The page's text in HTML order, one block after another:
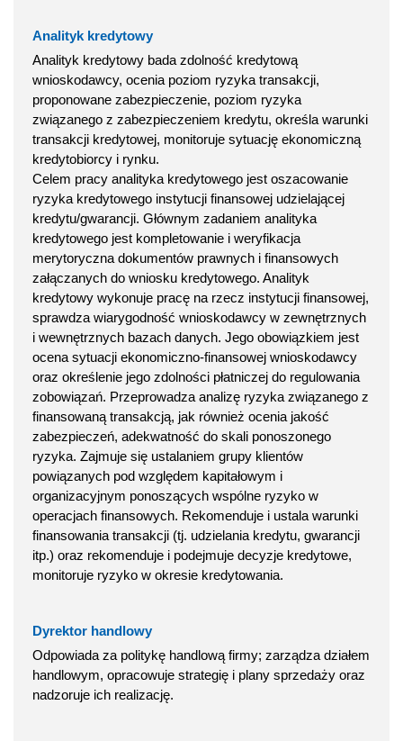
Analityk kredytowy
Analityk kredytowy bada zdolność kredytową
wnioskodawcy, ocenia poziom ryzyka transakcji,
proponowane zabezpieczenie, poziom ryzyka
związanego z zabezpieczeniem kredytu, określa warunki
transakcji kredytowej, monitoruje sytuację ekonomiczną
kredytobiorcy i rynku.
Celem pracy analityka kredytowego jest oszacowanie
ryzyka kredytowego instytucji finansowej udzielającej
kredytu/gwarancji. Głównym zadaniem analityka
kredytowego jest kompletowanie i weryfikacja
merytoryczna dokumentów prawnych i finansowych
załączanych do wniosku kredytowego. Analityk
kredytowy wykonuje pracę na rzecz instytucji finansowej,
sprawdza wiarygodność wnioskodawcy w zewnętrznych
i wewnętrznych bazach danych. Jego obowiązkiem jest
ocena sytuacji ekonomiczno-finansowej wnioskodawcy
oraz określenie jego zdolności płatniczej do regulowania
zobowiązań. Przeprowadza analizę ryzyka związanego z
finansowaną transakcją, jak również ocenia jakość
zabezpieczeń, adekwatność do skali ponoszonego
ryzyka. Zajmuje się ustalaniem grupy klientów
powiązanych pod względem kapitałowym i
organizacyjnym ponoszących wspólne ryzyko w
operacjach finansowych. Rekomenduje i ustala warunki
finansowania transakcji (tj. udzielania kredytu, gwarancji
itp.) oraz rekomenduje i podejmuje decyzje kredytowe,
monitoruje ryzyko w okresie kredytowania.
Dyrektor handlowy
Odpowiada za politykę handlową firmy; zarządza działem
handlowym, opracowuje strategię i plany sprzedaży oraz
nadzoruje ich realizację.